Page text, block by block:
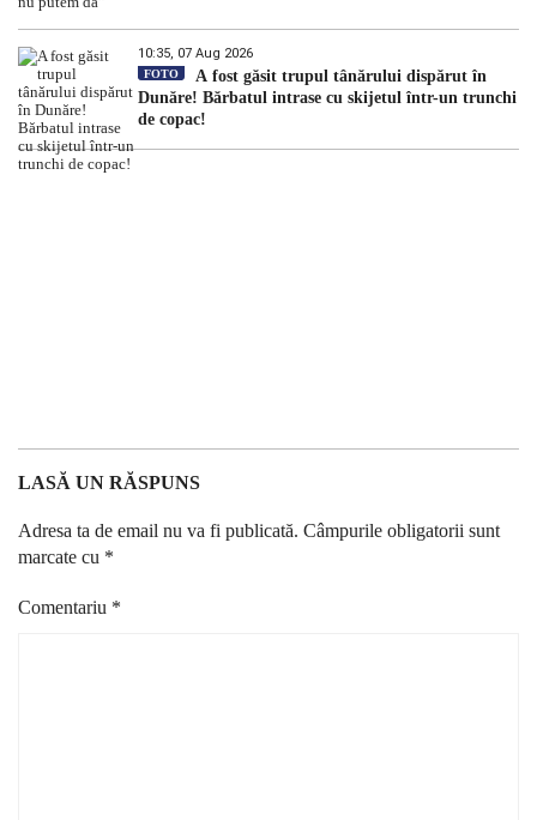
10:35, 07 Aug 2026
FOTO
A fost găsit trupul tânărului dispărut în
Dunăre! Bărbatul intrase cu skijetul într-un trunchi
de copac!
LASĂ UN RĂSPUNS
Adresa ta de email nu va fi publicată. Câmpurile obligatorii sunt
marcate cu *
Comentariu *